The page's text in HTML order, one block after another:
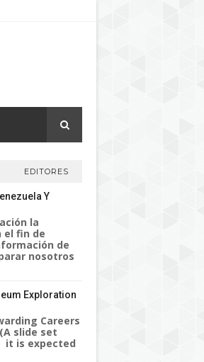
EDITORES
Y
la
el fin de
de
nosotros
Exploration
Careers
slide set
it is expected